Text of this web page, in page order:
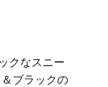
クなスニー
ブラックの